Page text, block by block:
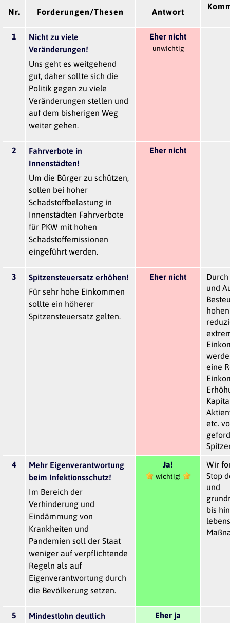
Nr. Forderungen/Thesen Antwort
1
Nicht zu viele
Veränderungen!
Uns geht es weitgehend
gut, daher sollte sich die
Politik gegen zu viele
Veränderungen stellen und
auf dem bisherigen Weg
weiter gehen.
Eher nicht
unwichtig
2
Fahrverbote in
Innenstädten!
Um die Bürger zu schützen,
sollen bei hoher
Schadstoffbelastung in
Innenstädten Fahrverbote
für PKW mit hohen
Schadstoffemissionen
eingeführt werden.
Eher nicht
3
Spitzensteuersatz erhöhen!
Für sehr hohe Einkommen
sollte ein höherer
Spitzensteuersatz gelten.
Eher nicht
und
eine
etc.
4
Mehr Eigenverantwortung
beim Infektionsschutz!
Im Bereich der
Verhinderung und
Eindämmung von
Krankheiten und
Pandemien soll der Staat
weniger auf verpflichtende
Regeln als auf
Eigenverantwortung durch
die Bevölkerung setzen.
Ja!
wichtig!
Wir
Stop
und
bis
5 Mindestlohn deutlich Eher ja